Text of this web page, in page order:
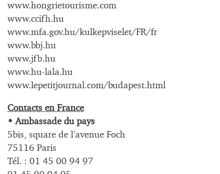
www.hongrietourisme.com
www.ccifh.hu
www.mfa.gov.hu/kulkepviselet/FR/fr
www.bbj.hu
www.jfb.hu
www.hu-lala.hu
www.lepetitjournal.com/budapest.html
Contacts en France
• Ambassade du pays
5bis, square de l’avenue Foch
75116 Paris
Tél. : 01 45 00 94 97